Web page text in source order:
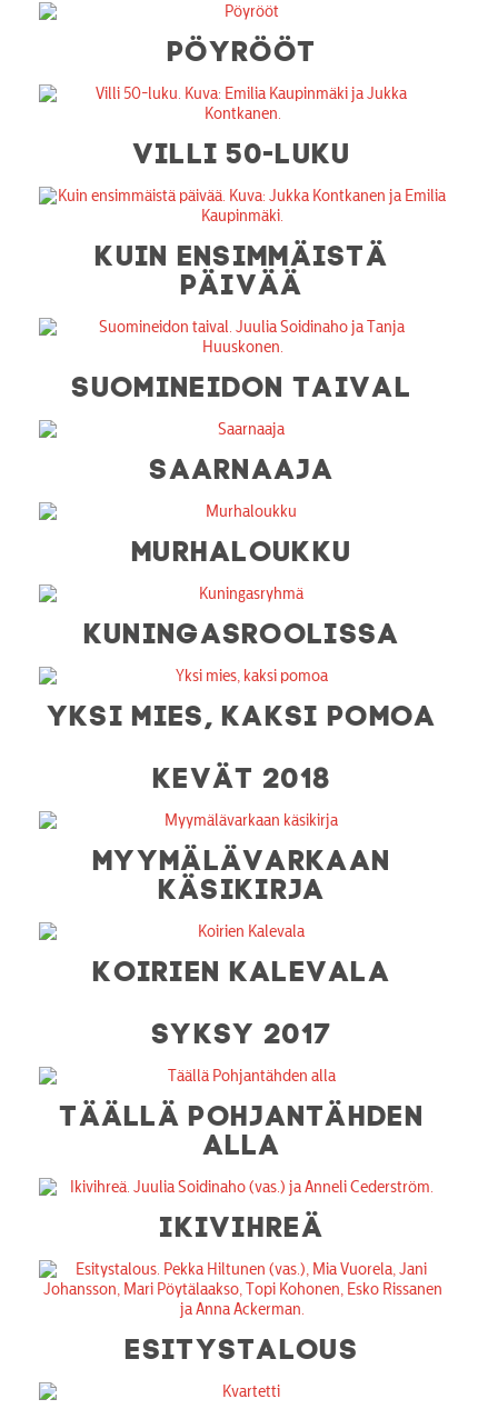
PÖYRÖÖT
VILLI 50-LUKU
KUIN ENSIMMÄISTÄ
PÄIVÄÄ
SUOMINEIDON TAIVAL
SAARNAAJA
MURHALOUKKU
KUNINGASROOLISSA
YKSI MIES, KAKSI POMOA
KEVÄT 2018
MYYMÄLÄVARKAAN
KÄSIKIRJA
KOIRIEN KALEVALA
SYKSY 2017
TÄÄLLÄ POHJANTÄHDEN
ALLA
IKIVIHREÄ
ESITYSTALOUS